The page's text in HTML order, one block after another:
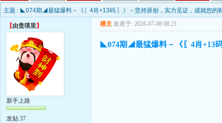
主题 : ◣074期◢最猛爆料－《〖4肖+13码 〗》－坚持原创，实力见证，成就您的
【由贵瑛里】
新手上路
发贴:37
楼主 发表于: 2026-07-08 08:21
◣074期◢最猛爆料－《〖4肖+13